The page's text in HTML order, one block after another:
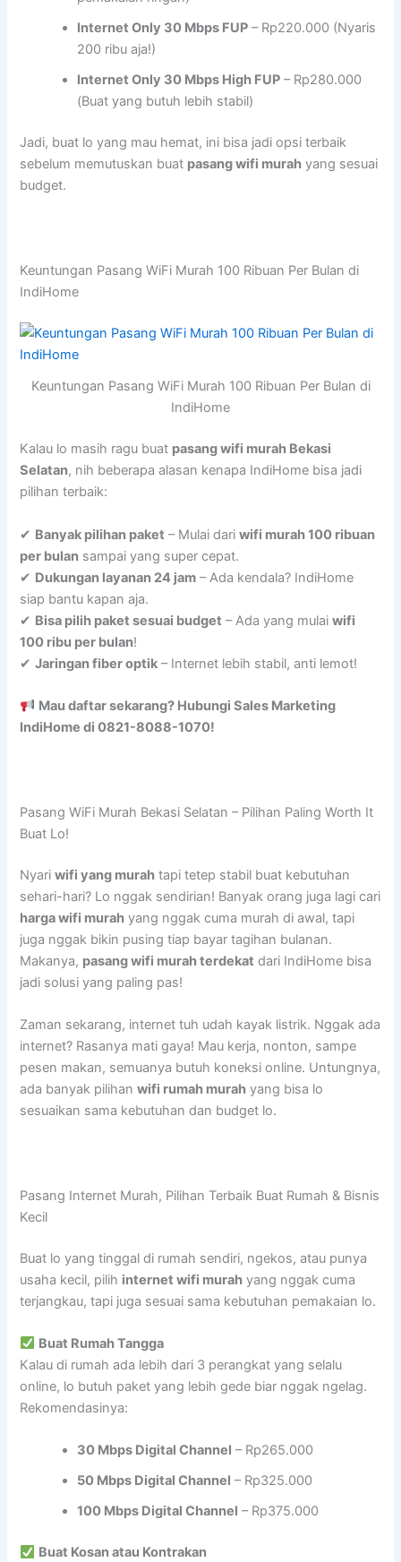
Internet Only 30 Mbps FUP – Rp220.000 (Nyaris
200 ribu aja!)
Internet Only 30 Mbps High FUP – Rp280.000
(Buat yang butuh lebih stabil)
Jadi, buat lo yang mau hemat, ini bisa jadi opsi terbaik
sebelum memutuskan buat pasang wifi murah yang sesuai
budget.
Keuntungan Pasang WiFi Murah 100 Ribuan Per Bulan di
IndiHome
Keuntungan Pasang WiFi Murah 100 Ribuan Per Bulan di
IndiHome
Kalau lo masih ragu buat pasang wifi murah Bekasi
Selatan, nih beberapa alasan kenapa IndiHome bisa jadi
pilihan terbaik:
✔ Banyak pilihan paket – Mulai dariwifi murah 100 ribuan
per bulan sampai yang super cepat.
✔ Dukungan layanan 24 jam – Ada kendala? IndiHome
siap bantu kapan aja.
✔ Bisa pilih paket sesuai budget – Ada yang mulaiwifi
100 ribu per bulan!
✔Jaringan fiber optik – Internet lebih stabil, anti lemot!
Mau daftar sekarang? Hubungi Sales Marketing
IndiHome di 0821-8088-1070!
Pasang WiFi Murah Bekasi Selatan – Pilihan Paling Worth It
Buat Lo!
Nyariwifi yang murah tapi tetep stabil buat kebutuhan
sehari-hari? Lo nggak sendirian! Banyak orang juga lagi cari
harga wifi murah yang nggak cuma murah di awal, tapi
juga nggak bikin pusing tiap bayar tagihan bulanan.
Makanya, pasang wifi murah terdekat dari IndiHome bisa
jadi solusi yang paling pas!
Zaman sekarang, internet tuh udah kayak listrik. Nggak ada
internet? Rasanya mati gaya! Mau kerja, nonton, sampe
pesen makan, semuanya butuh koneksi online. Untungnya,
ada banyak pilihanwifi rumah murah yang bisa lo
sesuaikan sama kebutuhan dan budget lo.
Pasang Internet Murah, Pilihan Terbaik Buat Rumah & Bisnis
Kecil
Buat lo yang tinggal di rumah sendiri, ngekos, atau punya
usaha kecil, pilih internet wifi murah yang nggak cuma
terjangkau, tapi juga sesuai sama kebutuhan pemakaian lo.
Buat Rumah Tangga
Kalau di rumah ada lebih dari 3 perangkat yang selalu
online, lo butuh paket yang lebih gede biar nggak ngelag.
Rekomendasinya:
30 Mbps Digital Channel – Rp265.000
50 Mbps Digital Channel – Rp325.000
100 Mbps Digital Channel – Rp375.000
Buat Kosan atau Kontrakan